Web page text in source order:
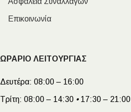
Επικοινωνία
ΩΡΑΡΙΟ ΛΕΙΤΟΥΡΓΙΑΣ
Δευτέρα: 08:00 – 16:00
Τρίτη: 08:00 – 14:30 •17:30 – 21:00